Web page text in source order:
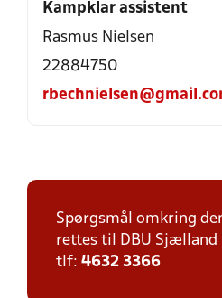
Kampklar assistent
Rasmus Nielsen
22884750
Spørgsmål omkring
rettes til DBU Sjælland
tlf: 4632 3366